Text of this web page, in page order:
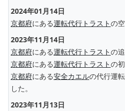
2024年01月14日
京都府にある運転代行トラストの
2023年11月14日
京都府にある運転代行トラストの
京都府にある運転代行トラストの
京都府にある安全カエルの代行運
した。
2023年11月13日